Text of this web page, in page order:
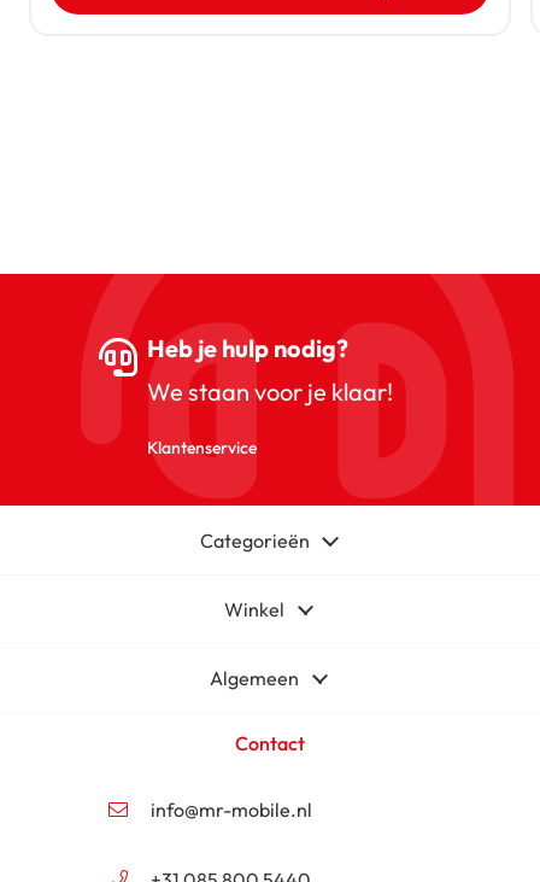
Heb je hulp nodig?
We staan voor je klaar!
Klantenservice
Categorieën
Winkel
Algemeen
Contact
info@mr-mobile.nl